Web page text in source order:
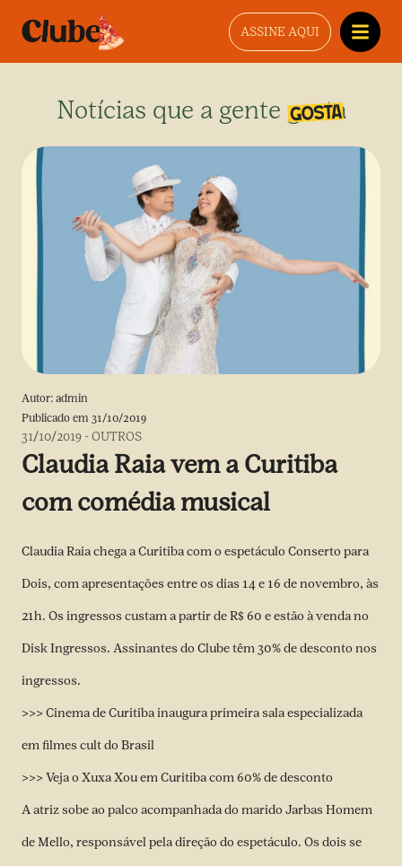
ASSINE AQUI
Notícias que a gente gosta
Autor: admin
Publicado em 31/10/2019
31/10/2019 -OUTROS
Claudia Raia vem a Curitiba
com comédia musical
Claudia Raia chega a Curitiba com o espetáculo Conserto para
Dois, com apresentações entre os dias 14 e 16 de novembro, às
21h. Os ingressos custam a partir de R$ 60 e estão à venda no
Disk Ingressos. Assinantes do Clube têm 30% de desconto nos
ingressos.
>>> Cinema de Curitiba inaugura primeira sala especializada
em filmes cult do Brasil
>>> Veja o Xuxa Xou em Curitiba com 60% de desconto
A atriz sobe ao palco acompanhada do marido Jarbas Homem
de Mello, responsável pela direção do espetáculo. Os dois se